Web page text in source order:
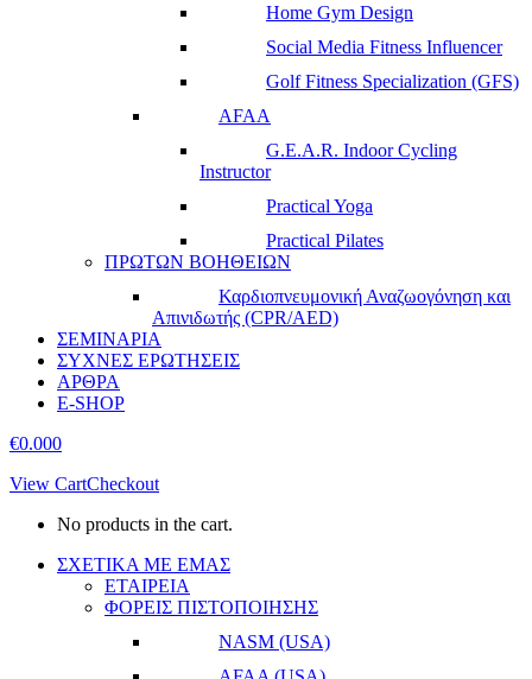
Home Gym Design
Social Media Fitness Influencer
Golf Fitness Specialization (GFS)
AFAA
G.E.A.R. Indoor Cycling
Instructor
Practical Yoga
Practical Pilates
ΠΡΩΤΩΝ ΒΟΗΘΕΙΩΝ
Καρδιοπνευμονική Αναζωογόνηση και
Απινιδωτής (CPR/AED)
ΣΕΜΙΝΑΡΙΑ
ΣΥΧΝΕΣ ΕΡΩΤΗΣΕΙΣ
ΑΡΘΡΑ
E-SHOP
€0.000
View CartCheckout
No products in the cart.
ΣΧΕΤΙΚΑ ΜΕ ΕΜΑΣ
ΕΤΑΙΡΕΙΑ
ΦΟΡΕΙΣ ΠΙΣΤΟΠΟΙΗΣΗΣ
NASM (USA)